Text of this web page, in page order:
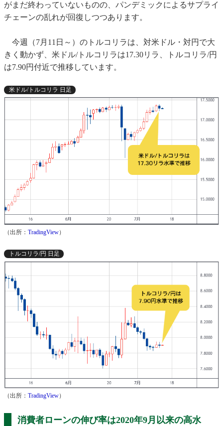
がまだ終わっていないものの、パンデミックによるサプライ
チェーンの乱れが回復しつつあります。
今週（7月11日～）のトルコリラは、対米ドル・対円で大
きく動かず、米ドル/トルコリラは17.30リラ、トルコリラ/円
は7.90円付近で推移しています。
米ドル/トルコリラ 日足
（出所： TradingView）
トルコリラ/円 日足
（出所： TradingView）
消費者ローンの伸び率は2020年9月以来の高水